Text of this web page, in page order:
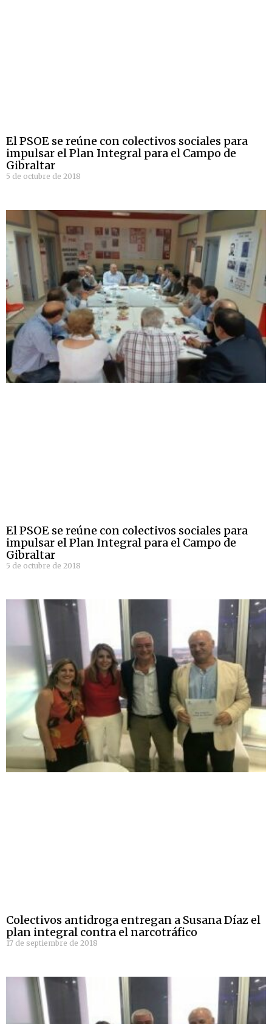
El PSOE se reúne con colectivos sociales para
impulsar el Plan Integral para el Campo de
Gibraltar
5 de octubre de 2018
El PSOE se reúne con colectivos sociales para
impulsar el Plan Integral para el Campo de
Gibraltar
5 de octubre de 2018
Colectivos antidroga entregan a Susana Díaz el
plan integral contra el narcotráfico
17 de septiembre de 2018